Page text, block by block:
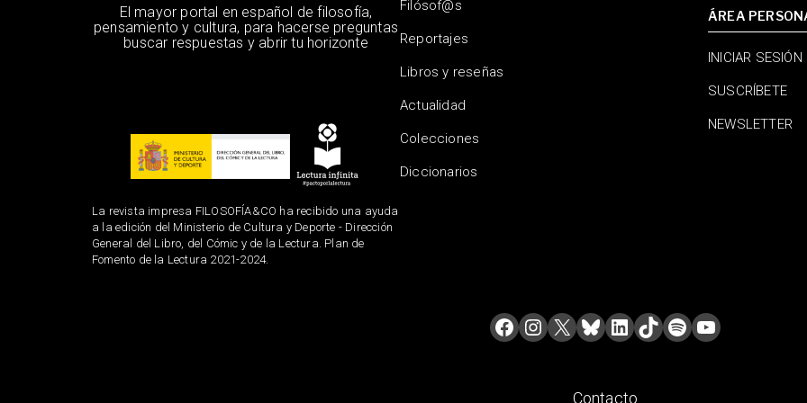
El mayor portal en español de filosofía,
pensamiento y cultura, para hacerse preguntas
buscar respuestas y abrir tu horizonte
La revista impresa FILOSOFÍA&CO ha recibido una ayuda
a la edición del Ministerio de Cultura y Deporte - Dirección
General del Libro, del Cómic y de la Lectura. Plan de
Fomento de la Lectura 2021-2024.
Filósof@s
Reportajes
Libros y reseñas
Actualidad
Colecciones
Diccionarios
ÁREA
INICIAR SESIÓN
SUSCRÍBETE
NEWSLETTER
Contacto